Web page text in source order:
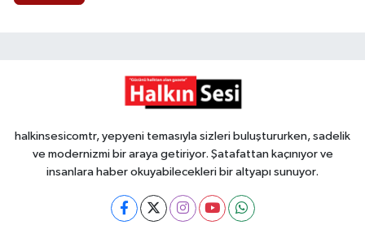
halkinsesicomtr, yepyeni temasıyla sizleri buluştururken, sadelik
ve modernizmi bir araya getiriyor. Şatafattan kaçınıyor ve
insanlara haber okuyabilecekleri bir altyapı sunuyor.